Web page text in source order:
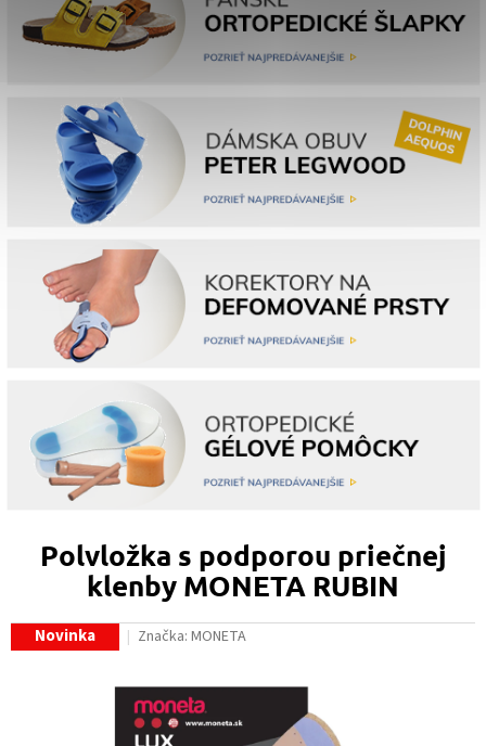
Polvložka s podporou priečnej
klenby MONETA RUBIN
Novinka Značka: MONETA